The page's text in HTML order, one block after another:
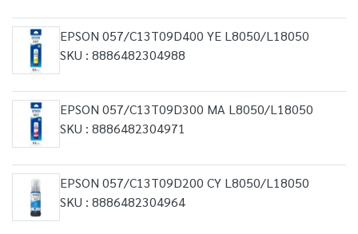
EPSON 057/C13T09D400 YE L8050/L18050
SKU : 8886482304988
EPSON 057/C13T09D300 MA L8050/L18050
SKU : 8886482304971
EPSON 057/C13T09D200 CY L8050/L18050
SKU : 8886482304964